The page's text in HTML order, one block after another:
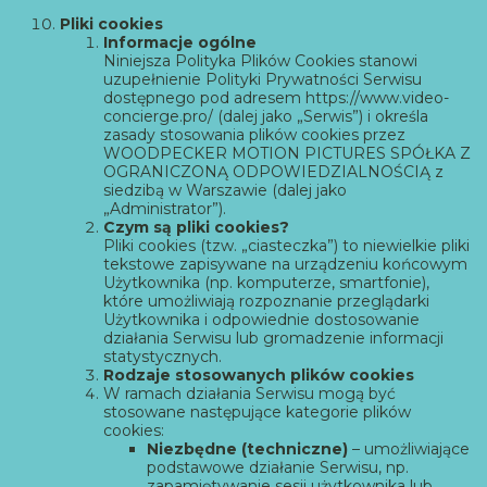
Pliki cookies
Informacje ogólne
Niniejsza Polityka Plików Cookies stanowi
uzupełnienie Polityki Prywatności Serwisu
dostępnego pod adresem https://www.video-
concierge.pro/ (dalej jako „Serwis”) i określa
zasady stosowania plików cookies przez
WOODPECKER MOTION PICTURES SPÓŁKA Z
OGRANICZONĄ ODPOWIEDZIALNOŚCIĄ z
siedzibą w Warszawie (dalej jako
„Administrator”).
Czym są pliki cookies?
Pliki cookies (tzw. „ciasteczka”) to niewielkie pliki
tekstowe zapisywane na urządzeniu końcowym
Użytkownika (np. komputerze, smartfonie),
które umożliwiają rozpoznanie przeglądarki
Użytkownika i odpowiednie dostosowanie
działania Serwisu lub gromadzenie informacji
statystycznych.
Rodzaje stosowanych plików cookies
W ramach działania Serwisu mogą być
stosowane następujące kategorie plików
cookies:
Niezbędne (techniczne) – umożliwiające
podstawowe działanie Serwisu, np.